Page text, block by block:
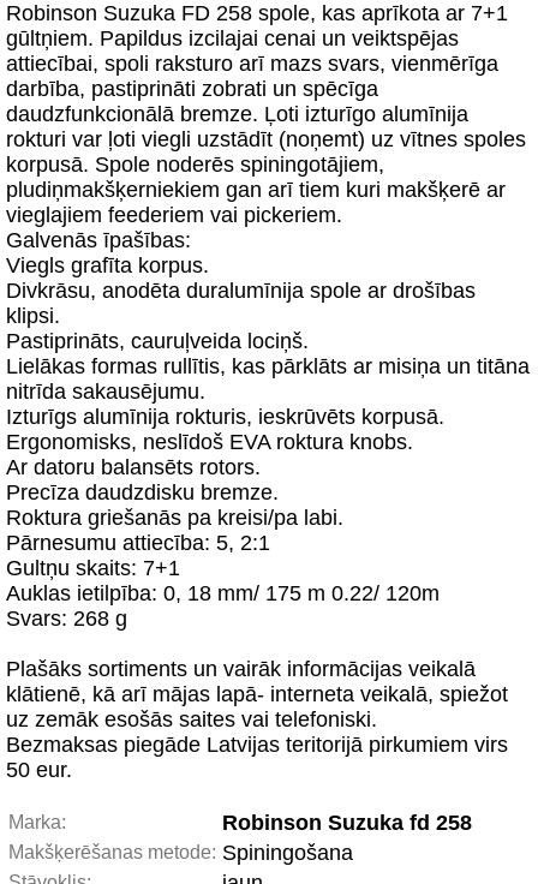
Robinson Suzuka FD 258 spole, kas aprīkota ar 7+1
gūltņiem. Papildus izcilajai cenai un veiktspējas
attiecībai, spoli raksturo arī mazs svars, vienmērīga
darbība, pastiprināti zobrati un spēcīga
daudzfunkcionālā bremze. Ļoti izturīgo alumīnija
rokturi var ļoti viegli uzstādīt (noņemt) uz vītnes spoles
korpusā. Spole noderēs spiningotājiem,
pludiņmakšķerniekiem gan arī tiem kuri makšķerē ar
vieglajiem feederiem vai pickeriem.
Galvenās īpašības:
Viegls grafīta korpus.
Divkrāsu, anodēta duralumīnija spole ar drošības
klipsi.
Pastiprināts, cauruļveida lociņš.
Lielākas formas rullītis, kas pārklāts ar misiņa un titāna
nitrīda sakausējumu.
Izturīgs alumīnija rokturis, ieskrūvēts korpusā.
Ergonomisks, neslīdoš EVA roktura knobs.
Ar datoru balansēts rotors.
Precīza daudzdisku bremze.
Roktura griešanās pa kreisi/pa labi.
Pārnesumu attiecība: 5, 2:1
Gultņu skaits: 7+1
Auklas ietilpība: 0, 18 mm/ 175 m 0.22/ 120m
Svars: 268 g
Plašāks sortiments un vairāk informācijas veikalā
klātienē, kā arī mājas lapā- interneta veikalā, spiežot
uz zemāk esošās saites vai telefoniski.
Bezmaksas piegāde Latvijas teritorijā pirkumiem virs
50 eur.
Marka: Robinson Suzuka fd 258
Makšķerēšanas metode: Spiningošana